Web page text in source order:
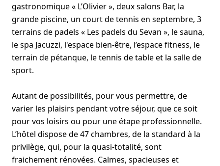
gastronomique « L’Olivier », deux salons Bar, la
grande piscine, un court de tennis en septembre, 3
terrains de padels « Les padels du Sevan », le sauna,
le spa Jacuzzi, l'espace bien-être, l’espace fitness, le
terrain de pétanque, le tennis de table et la salle de
sport.
Autant de possibilités, pour vous permettre, de
varier les plaisirs pendant votre séjour, que ce soit
pour vos loisirs ou pour une étape professionnelle.
L’hôtel dispose de 47 chambres, de la standard à la
privilège, qui, pour la quasi-totalité, sont
fraichement rénovées. Calmes, spacieuses et